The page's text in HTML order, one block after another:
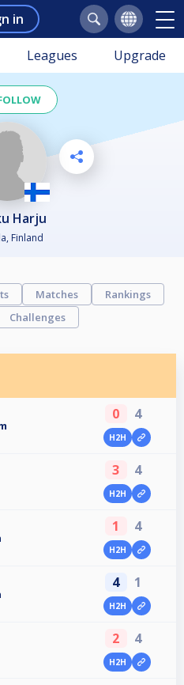
in
Leagues Upgrade
Harju
Finland
Matches
Rankings
Challenges
0 4
H2H
3 4
H2H
1 4
H2H
4 1
H2H
2 4
H2H